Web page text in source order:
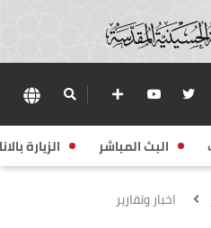
البث المباشر الزيارة
اخبار وتقارير